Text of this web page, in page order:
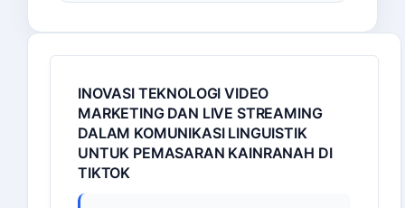
INOVASI TEKNOLOGI VIDEO
MARKETING DAN LIVE STREAMING
DALAM KOMUNIKASI LINGUISTIK
UNTUK PEMASARAN KAINRANAH DI
TIKTOK